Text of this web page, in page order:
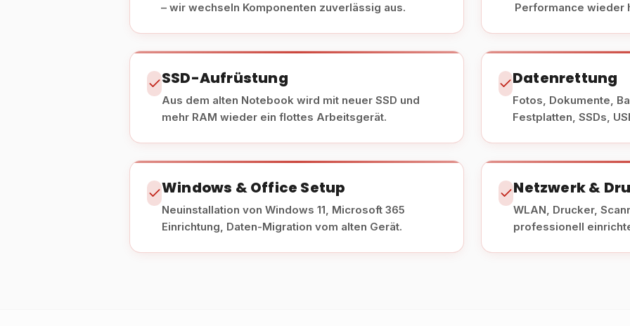
– wir wechseln Komponenten zuverlässig aus.
Performance wieder
SSD-Aufrüstung
Aus dem alten Notebook wird mit neuer SSD und
mehr RAM wieder ein flottes Arbeitsgerät.
Datenrettung
Fotos, Dokumente,
Festplatten, SSDs,
Windows & Office Setup
Neuinstallation von Windows 11, Microsoft 365
Einrichtung, Daten-Migration vom alten Gerät.
Netzwerk &
WLAN, Drucker,
professionell